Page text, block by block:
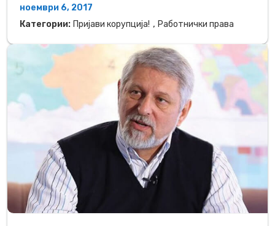
ноември 6, 2017
Категории: Пријави корупција! , Работнички права